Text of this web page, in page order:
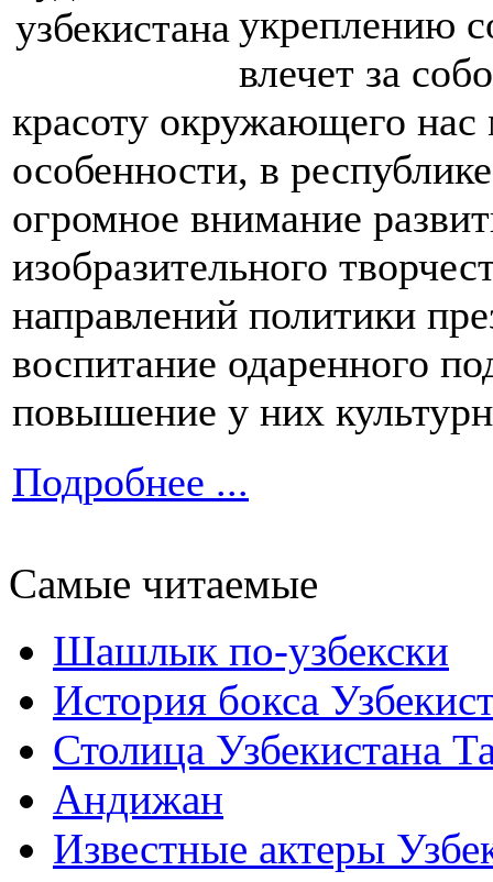
укреплению
влечет за
красоту окружающего
особенности, в
огромное внимание
изобразительного
направлений политики
воспитание одаренного
повышение у них
Подробнее ...
Самые читаемые
Шашлык по-узбекски
История бокса
Столица Узбекистана
Андижан
Известные актеры